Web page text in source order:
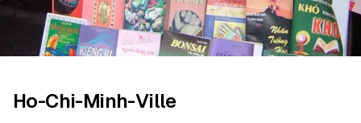
Ho-Chi-Minh-Ville